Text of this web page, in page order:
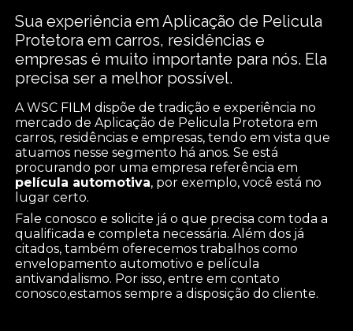
Sua experiência em Aplicação de Pelicula
Protetora em carros, residências e
empresas é muito importante para nós. Ela
precisa ser a melhor possível.
A WSC FILM dispõe de tradição e experiência no
mercado de Aplicação de Pelicula Protetora em
carros, residências e empresas, tendo em vista que
atuamos nesse segmento há anos. Se está
procurando por uma empresa referência em
película automotiva, por exemplo, você está no
lugar certo.
Fale conosco e solicite já o que precisa com toda a
qualificada e completa necessária. Além dos já
citados, também oferecemos trabalhos como
envelopamento automotivo e película
antivandalismo. Por isso, entre em contato
conosco,estamos sempre a disposição do cliente.